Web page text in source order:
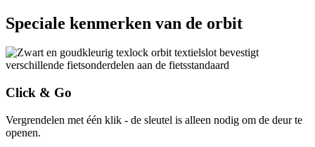
Speciale kenmerken van de orbit
Click & Go
Vergrendelen met één klik - de sleutel is alleen nodig om de deur te
openen.